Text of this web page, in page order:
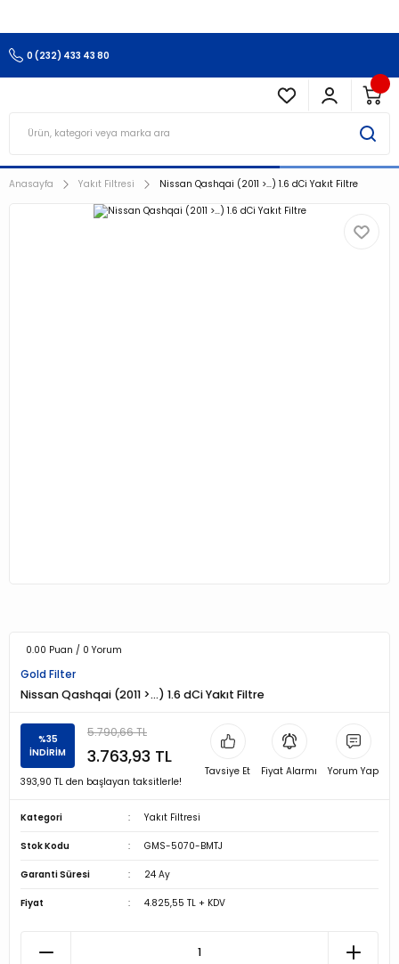
0 (232) 433 43 80
Anasayfa Yakıt Filtresi Nissan Qashqai (2011 >…) 1.6 dCi Yakıt Filtre
0.00 Puan / 0 Yorum
Gold Filter
Nissan Qashqai (2011 >…) 1.6 dCi Yakıt Filtre
%35
İNDİRİM
5.790,66 TL
3.763,93 TL
393,90 TL den başlayan taksitlerle!
Tavsiye Et Fiyat Alarmı Yorum Yap
Kategori Yakıt Filtresi
Stok Kodu GMS-5070-BMTJ
Garanti Süresi 24 Ay
Fiyat 4.825,55 TL + KDV